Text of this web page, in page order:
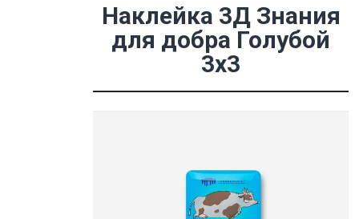
Наклейка 3Д Знания
для добра Голубой
3х3